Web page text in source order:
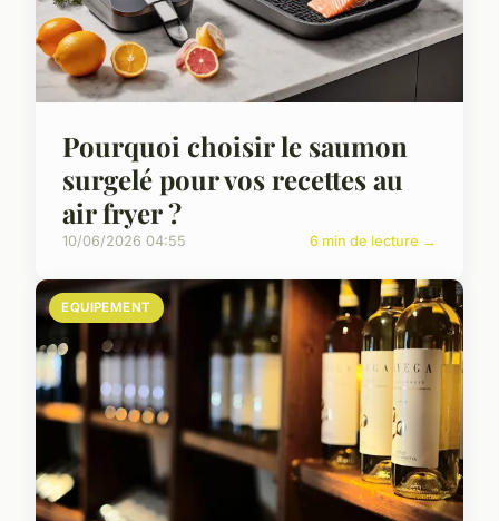
Pourquoi choisir le saumon
surgelé pour vos recettes au
air fryer ?
10/06/2026 04:55 6 min de lecture →
EQUIPEMENT